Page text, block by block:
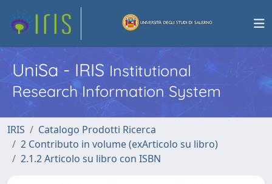
UniSa - IRISInstitutional
Research Information System
IRIS
Catalogo Prodotti Ricerca
2 Contributo in volume (exArticolo su libro)
2.1.2 Articolo su libro con ISBN